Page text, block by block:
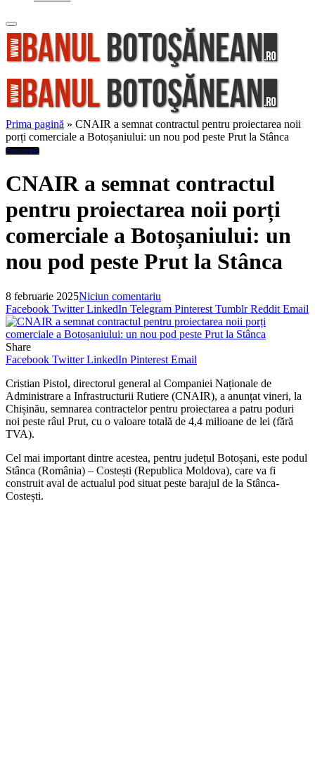
Prima pagină » CNAIR a semnat contractul pentru proiectarea noii
porți comerciale a Botoșaniului: un nou pod peste Prut la Stânca
Economic
CNAIR a semnat contractul
pentru proiectarea noii porți
comerciale a Botoșaniului: un
nou pod peste Prut la Stânca
8 februarie 2025Niciun comentariu
Facebook Twitter LinkedIn Telegram Pinterest Tumblr Reddit Email
Share
Facebook Twitter LinkedIn Pinterest Email
Cristian Pistol, directorul general al Companiei Naționale de
Administrare a Infrastructurii Rutiere (CNAIR), a anunțat vineri, la
Chișinău, semnarea contractelor pentru proiectarea a patru poduri
noi peste râul Prut, cu o valoare totală de 4,4 milioane de lei (fără
TVA).
Cel mai important dintre acestea, pentru județul Botoșani, este podul
Stânca (România) – Costești (Republica Moldova), care va fi
construit aval de actualul pod situat peste barajul de la Stânca-
Costești.